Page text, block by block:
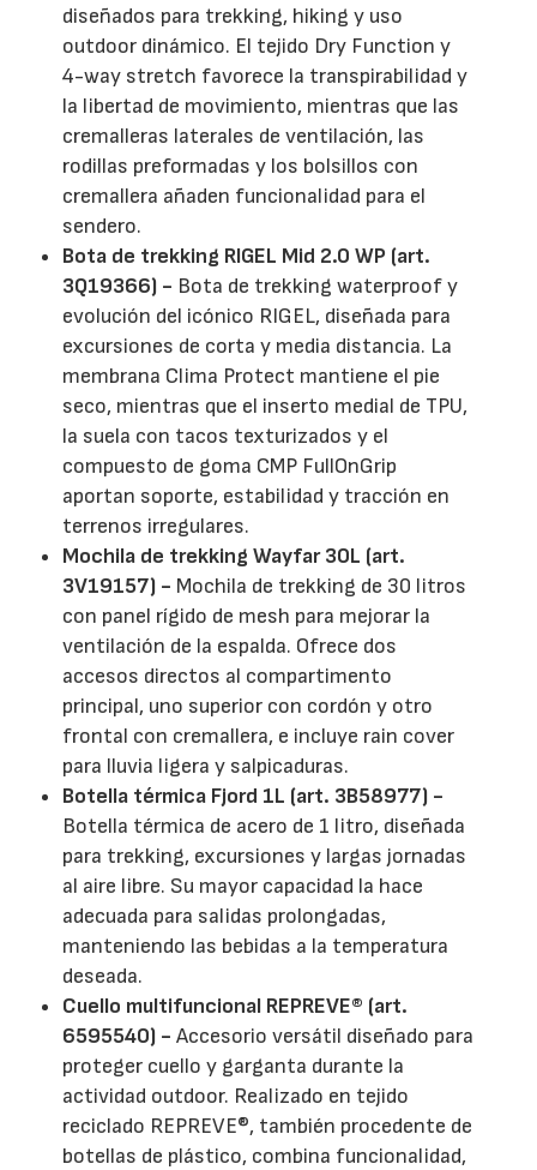
diseñados para trekking, hiking y uso
outdoor dinámico. El tejido Dry Function y
4-way stretch favorece la transpirabilidad y
la libertad de movimiento, mientras que las
cremalleras laterales de ventilación, las
rodillas preformadas y los bolsillos con
cremallera añaden funcionalidad para el
sendero.
Bota de trekking RIGEL Mid 2.0 WP (art.
3Q19366) - Bota de trekking waterproof y
evolución del icónico RIGEL, diseñada para
excursiones de corta y media distancia. La
membrana Clima Protect mantiene el pie
seco, mientras que el inserto medial de TPU,
la suela con tacos texturizados y el
compuesto de goma CMP FullOnGrip
aportan soporte, estabilidad y tracción en
terrenos irregulares.
Mochila de trekking Wayfar 30L (art.
3V19157) - Mochila de trekking de 30 litros
con panel rígido de mesh para mejorar la
ventilación de la espalda. Ofrece dos
accesos directos al compartimento
principal, uno superior con cordón y otro
frontal con cremallera, e incluye rain cover
para lluvia ligera y salpicaduras.
Botella térmica Fjord 1L (art. 3B58977) -
Botella térmica de acero de 1 litro, diseñada
para trekking, excursiones y largas jornadas
al aire libre. Su mayor capacidad la hace
adecuada para salidas prolongadas,
manteniendo las bebidas a la temperatura
deseada.
Cuello multifuncional REPREVE® (art.
6595540) - Accesorio versátil diseñado para
proteger cuello y garganta durante la
actividad outdoor. Realizado en tejido
reciclado REPREVE®, también procedente de
botellas de plástico, combina funcionalidad,